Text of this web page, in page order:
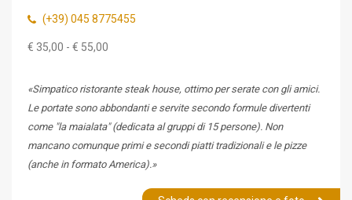
(+39) 045 8775455
€ 35,00 - € 55,00
«Simpatico ristorante steak house, ottimo per serate con gli amici.
Le portate sono abbondanti e servite secondo formule divertenti
come "la maialata" (dedicata al gruppi di 15 persone). Non
mancano comunque primi e secondi piatti tradizionali e le pizze
(anche in formato America).»